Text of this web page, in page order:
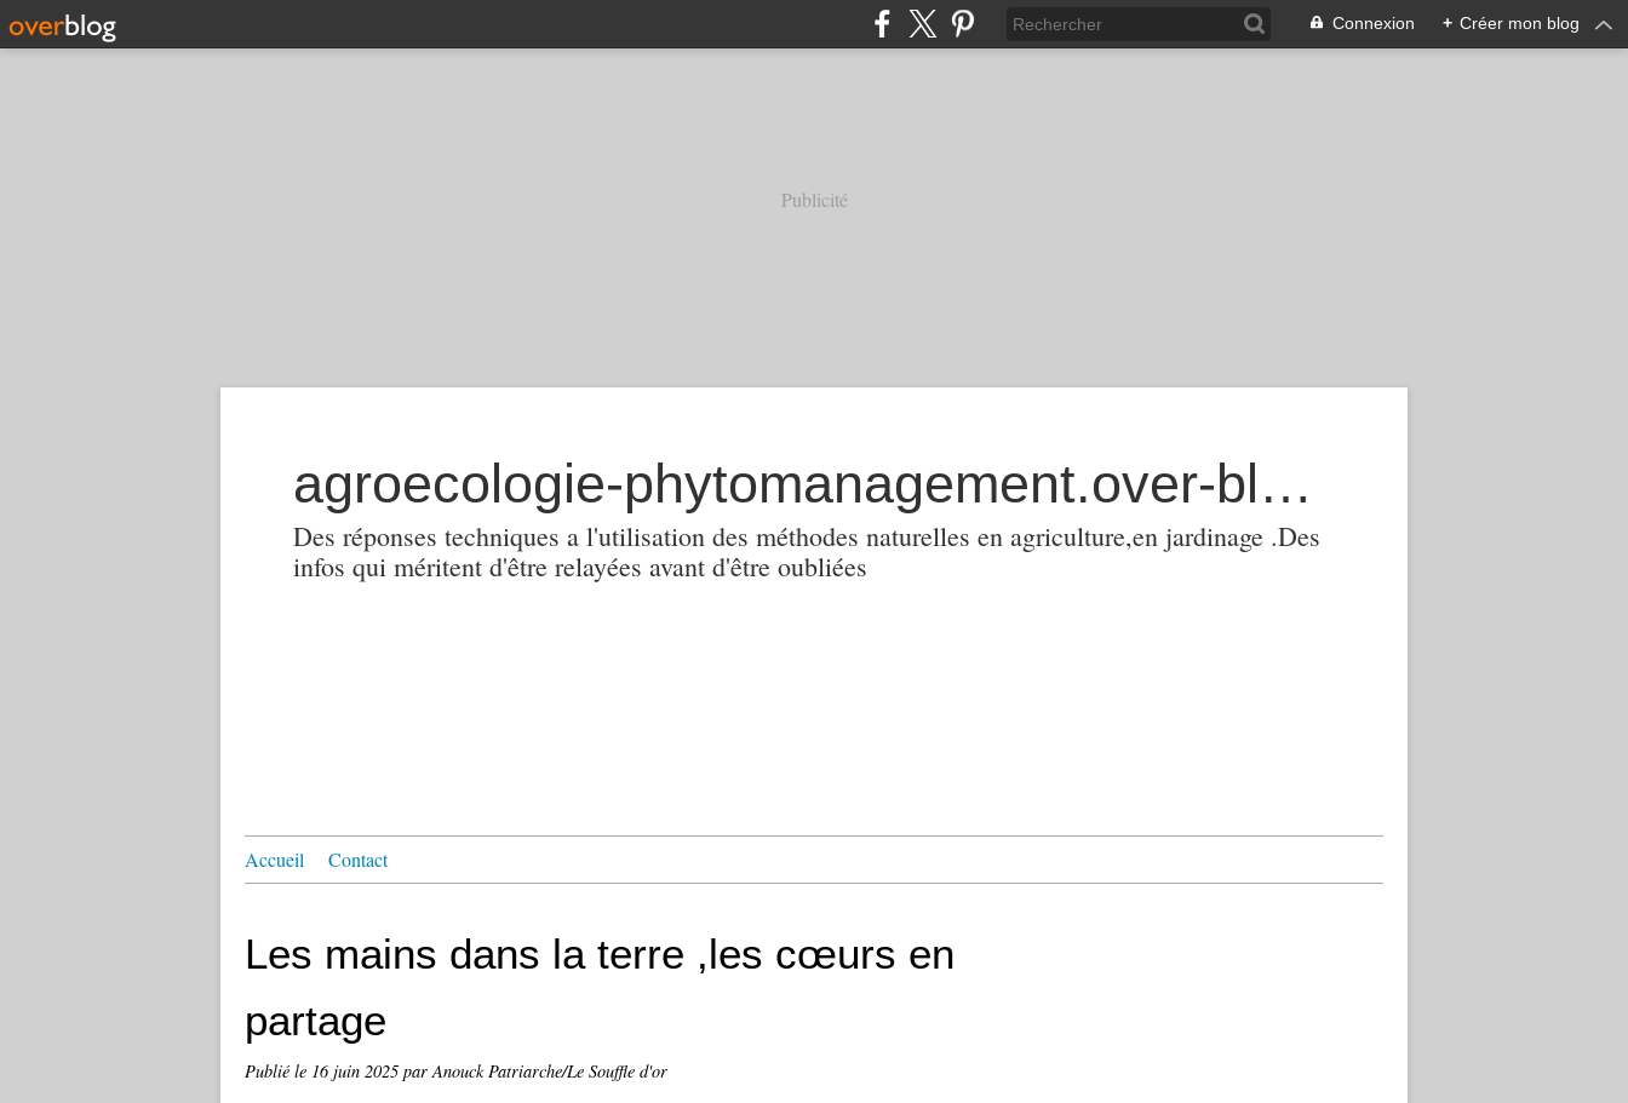
Connexion + Créer mon blog
Publicité
agroecologie-phytomanagement.over-blog.com
Des réponses techniques a l'utilisation des méthodes naturelles en agriculture,en jardinage .Des
infos qui méritent d'être relayées avant d'être oubliées
Accueil Contact
Les mains dans la terre ,les cœurs en
partage
Publié le 16 juin 2025 par Anouck Patriarche/Le Souffle d'or